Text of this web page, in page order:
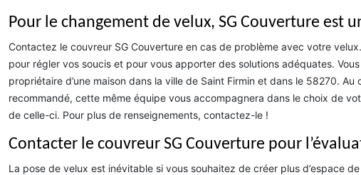
Pour le changement de velux, SG Couverture est
Contactez le couvreur SG Couverture en cas de problème avec votre
pour régler vos soucis et pour vous apporter des solutions adéquates.
propriétaire d’une maison dans la ville de Saint Firmin et dans le 58270.
recommandé, cette même équipe vous accompagnera dans le choix de
de celle-ci. Pour plus de renseignements, contactez-le !
Contacter le couvreur SG Couverture pour
La pose de velux est inévitable si vous souhaitez de créer plus d’espace